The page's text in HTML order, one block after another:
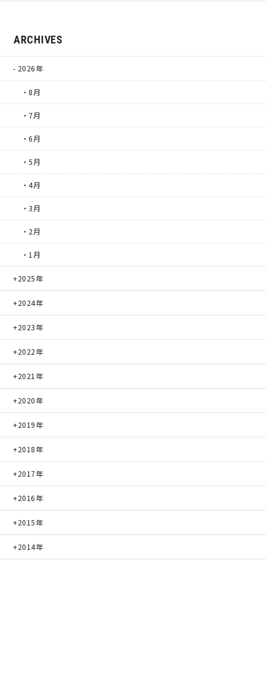
ARCHIVES
2026年
・8月
・7月
・6月
・5月
・4月
・3月
・2月
・1月
2025年
2024年
2023年
2022年
2021年
2020年
2019年
2018年
2017年
2016年
2015年
2014年